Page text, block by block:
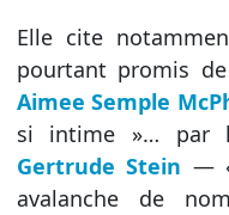
Elle cite
pourtant promis
Aimee Semple
si intime »… par
Gertrude Stein —
avalanche de